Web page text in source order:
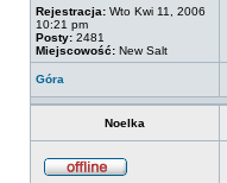
Rejestracja: Wto Kwi 11, 2006
10:21 pm
Posty: 2481
Miejscowość: New Salt
Góra
Noelka